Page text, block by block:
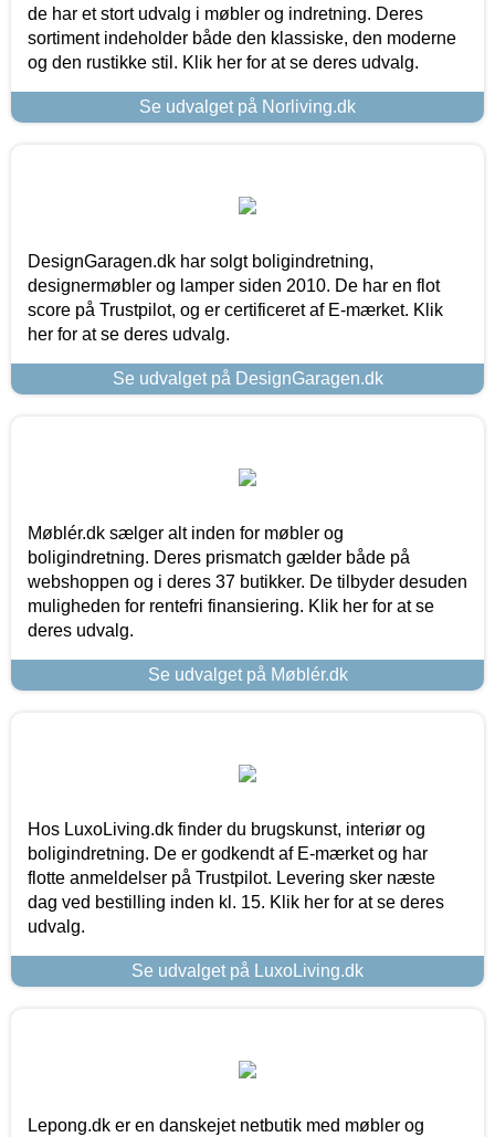
de har et stort udvalg i møbler og indretning. Deres
sortiment indeholder både den klassiske, den moderne
og den rustikke stil. Klik her for at se deres udvalg.
Se udvalget på Norliving.dk
DesignGaragen.dk har solgt boligindretning,
designermøbler og lamper siden 2010. De har en flot
score på Trustpilot, og er certificeret af E-mærket. Klik
her for at se deres udvalg.
Se udvalget på DesignGaragen.dk
Møblér.dk sælger alt inden for møbler og
boligindretning. Deres prismatch gælder både på
webshoppen og i deres 37 butikker. De tilbyder desuden
muligheden for rentefri finansiering. Klik her for at se
deres udvalg.
Se udvalget på Møblér.dk
Hos LuxoLiving.dk finder du brugskunst, interiør og
boligindretning. De er godkendt af E-mærket og har
flotte anmeldelser på Trustpilot. Levering sker næste
dag ved bestilling inden kl. 15. Klik her for at se deres
udvalg.
Se udvalget på LuxoLiving.dk
Lepong.dk er en danskejet netbutik med møbler og